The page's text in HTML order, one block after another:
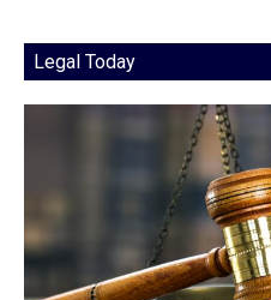
Legal Today